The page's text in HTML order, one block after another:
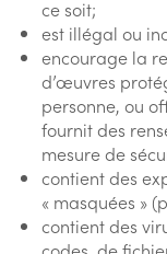
ce soit;
est illégal ou
encourage la
d’œuvres
personne, ou
fournit des
mesure de
contient des
« masquées »
contient des